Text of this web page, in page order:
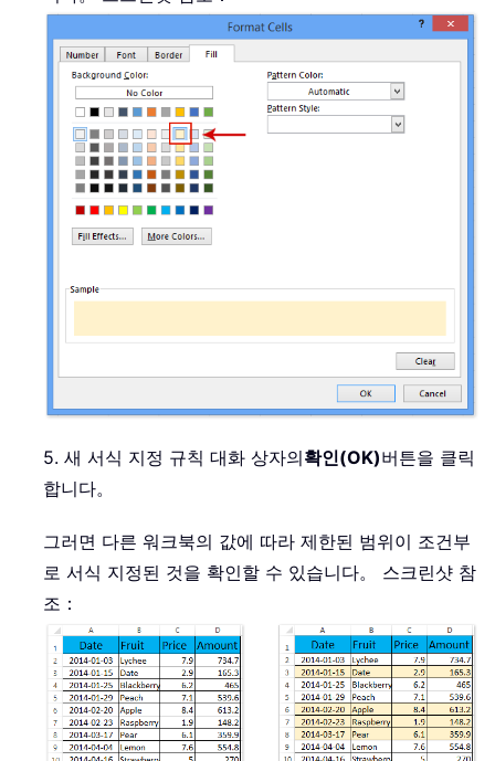
5. 새 서식 지정 규칙 대화 상자의확인(OK)버튼을 클릭
합니다。
그러면 다른 워크북의 값에 따라 제한된 범위이 조건부
로 서식 지정된 것을 확인할 수 있습니다。 스크린샷 참
조：